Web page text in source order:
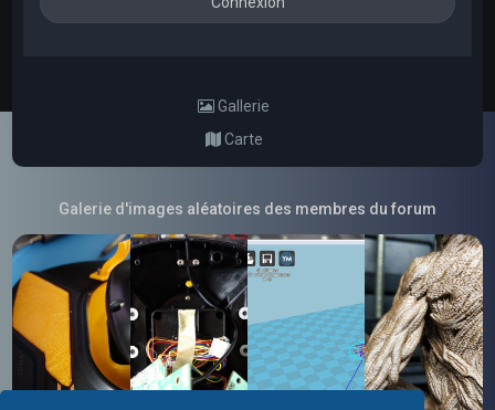
Gallerie
Carte
Galerie d'images aléatoires des membres du forum